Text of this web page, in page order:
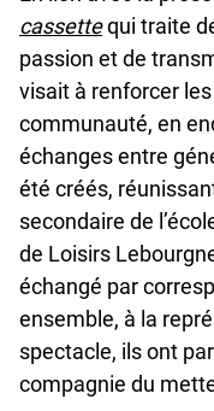
cassettequi traite
passion et de
visait à renforcer
communauté, en
échanges entre
été créés,
secondaire de
de Loisirs
échangé par
ensemble, à la
spectacle, ils ont
compagnie du